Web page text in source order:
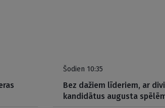
Šodien 10:35
Bez dažiem līderiem, ar
kandidātus augusta